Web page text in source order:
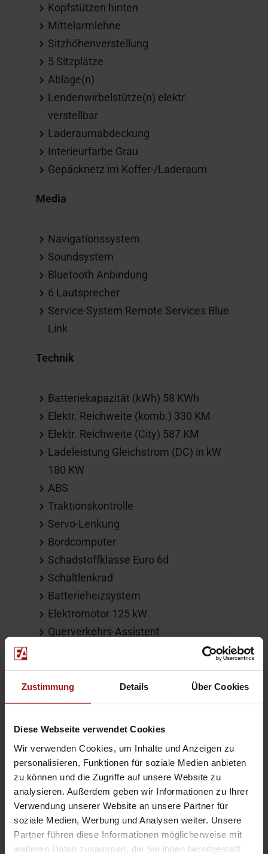
Zustimmung Details Über Cookies
Diese Webseite verwendet Cookies
Wir verwenden Cookies, um Inhalte und Anzeigen zu
personalisieren, Funktionen für soziale Medien anbieten
zu können und die Zugriffe auf unsere Website zu
analysieren. Außerdem geben wir Informationen zu Ihrer
Verwendung unserer Website an unsere Partner für
soziale Medien, Werbung und Analysen weiter. Unsere
Partner führen diese Informationen möglicherweise mit
weiteren Daten zusammen, die Sie ihnen bereitgestellt
Kopfstützen hinten
Mittelarmlehne
Sitzhöhenverstellung
5 Sitzplätze
Ablage(n)
Lendenwirbelstütze(n) elektr.
verstellbar
Laderaumabdeckung
Interieurfarbe Grau
Gepäcknetz im Koffer-/Laderaum
Media
Navigationssystem
Soundsystem
Bluetooth Anbindung
6 Lautsprecher
Service-System Remote Services Blue
Link
Technik
Batteriekapazität (kWh) 58 KWh
Elektr. Reichweite (komb.) 330 KM
Elektr. Reichweite (City) 587 KM
Ladeleistung Gleichstrom (DC) in kW
180 KW
ABS
Traktionskontrolle
Servo-Lenkung
Bordcomputer
Schadstoffklasse Euro 6d
Schaltlenkrad
Batterieheizsystem
Elektromotor 125 kW
Querverkehrs-Assistent
Vorheizsystem für Batterie
Autobahnassistent
Garantie
Zubehör
Notladekabel